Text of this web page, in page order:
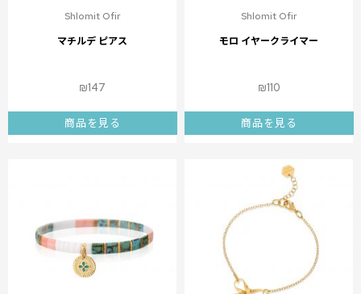
Shlomit Ofir
マチルデ ピアス
₪147
商品を見る
Shlomit Ofir
モロ イヤークライマー
₪110
商品を見る